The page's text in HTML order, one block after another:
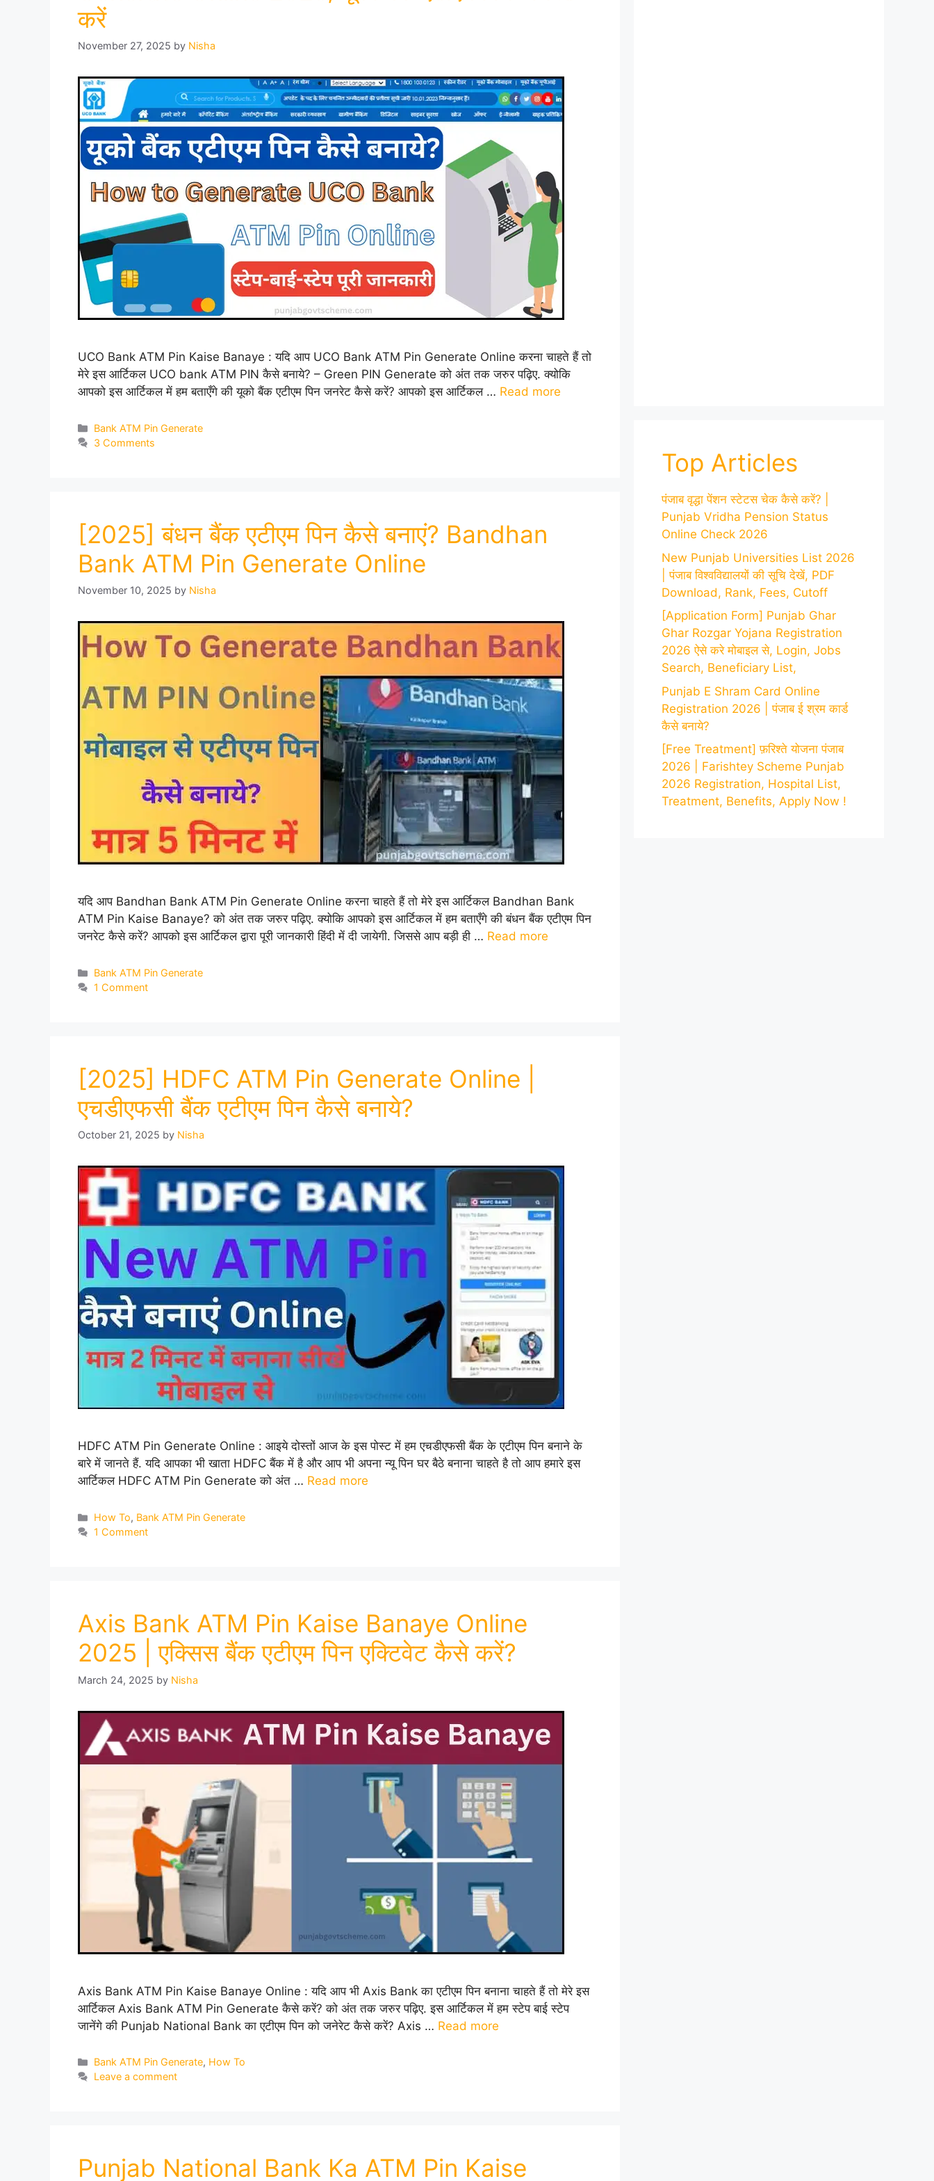
करें
November 27, 2025 by Nisha
UCO Bank ATM Pin Kaise Banaye : यदि आप UCO Bank ATM Pin Generate Online करना चाहते हैं तो
मेरे इस आर्टिकल UCO bank ATM PIN कैसे बनाये? – Green PIN Generate को अंत तक जरुर पढ़िए. क्योकि
आपको इस आर्टिकल में हम बताएँगे की यूको बैंक एटीएम पिन जनरेट कैसे करें? आपको इस आर्टिकल … Read more
Categories
Bank ATM Pin Generate
3 Comments
[2025] बंधन बैंक एटीएम पिन कैसे बनाएं? Bandhan
Bank ATM Pin Generate Online
November 10, 2025 by Nisha
यदि आप Bandhan Bank ATM Pin Generate Online करना चाहते हैं तो मेरे इस आर्टिकल Bandhan Bank
ATM Pin Kaise Banaye? को अंत तक जरुर पढ़िए. क्योकि आपको इस आर्टिकल में हम बताएँगे की बंधन बैंक एटीएम पिन
जनरेट कैसे करें? आपको इस आर्टिकल द्वारा पूरी जानकारी हिंदी में दी जायेगी. जिससे आप बड़ी ही … Read more
Categories
Bank ATM Pin Generate
1 Comment
[2025] HDFC ATM Pin Generate Online |
एचडीएफसी बैंक एटीएम पिन कैसे बनाये?
October 21, 2025 by Nisha
HDFC ATM Pin Generate Online : आइये दोस्तों आज के इस पोस्ट में हम एचडीएफसी बैंक के एटीएम पिन बनाने के
बारे में जानते हैं. यदि आपका भी खाता HDFC बैंक में है और आप भी अपना न्यू पिन घर बैठे बनाना चाहते है तो आप हमारे इस
आर्टिकल HDFC ATM Pin Generate को अंत … Read more
Categories
How To, Bank ATM Pin Generate
1 Comment
Axis Bank ATM Pin Kaise Banaye Online
2025 | एक्सिस बैंक एटीएम पिन एक्टिवेट कैसे करें?
March 24, 2025 by Nisha
Axis Bank ATM Pin Kaise Banaye Online : यदि आप भी Axis Bank का एटीएम पिन बनाना चाहते हैं तो मेरे इस
आर्टिकल Axis Bank ATM Pin Generate कैसे करें? को अंत तक जरुर पढ़िए. इस आर्टिकल में हम स्टेप बाई स्टेप
जानेंगे की Punjab National Bank का एटीएम पिन को जनेरेट कैसे करें? Axis … Read more
Categories
Bank ATM Pin Generate, How To
Leave a comment
Punjab National Bank Ka ATM Pin Kaise
Top Articles
पंजाब वृद्धा पेंशन स्टेटस चेक कैसे करें? |
Punjab Vridha Pension Status
Online Check 2026
New Punjab Universities List 2026
| पंजाब विश्वविद्यालयों की सूचि देखें, PDF
Download, Rank, Fees, Cutoff
[Application Form] Punjab Ghar
Ghar Rozgar Yojana Registration
2026 ऐसे करे मोबाइल से, Login, Jobs
Search, Beneficiary List,
Punjab E Shram Card Online
Registration 2026 | पंजाब ई श्रम कार्ड
कैसे बनाये?
[Free Treatment] फ़रिश्ते योजना पंजाब
2026 | Farishtey Scheme Punjab
2026 Registration, Hospital List,
Treatment, Benefits, Apply Now !